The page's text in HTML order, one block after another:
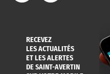
RECEVEZ
LES ACTUALITÉS
ET LES ALERTES
DE SAINT-AVERTIN